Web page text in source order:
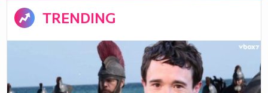
TRENDING